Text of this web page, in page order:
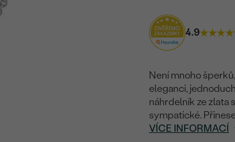
4.9
Není mnoho
eleganci,
náhrdelník ze zlata
sympatické.
VÍCE INFORMACÍ